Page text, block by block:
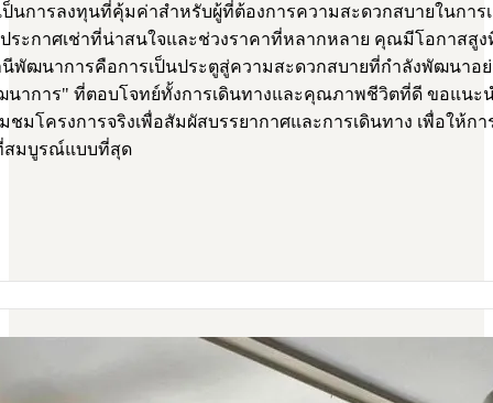
นการลงทุนที่คุ้มค่าสำหรับผู้ที่ต้องการความสะดวกสบายในการ
ระกาศเช่าที่น่าสนใจและช่วงราคาที่หลากหลาย คุณมีโอกาสสูง
ฒนาการคือการเป็นประตูสู่ความสะดวกสบายที่กำลังพัฒนาอ
าการ" ที่ตอบโจทย์ทั้งการเดินทางและคุณภาพชีวิตที่ดี ขอแนะ
ชมโครงการจริงเพื่อสัมผัสบรรยากาศและการเดินทาง เพื่อให้
สมบูรณ์แบบที่สุด